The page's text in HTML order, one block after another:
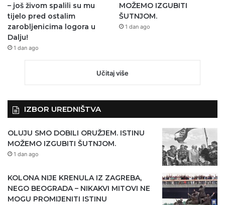
– još živom spalili su mu
tijelo pred ostalim
zarobljenicima logora u
Dalju!
1 dan ago
MOŽEMO IZGUBITI
ŠUTNJOM.
1 dan ago
Učitaj više
IZBOR UREDNIŠTVA
OLUJU SMO DOBILI ORUŽJEM. ISTINU
MOŽEMO IZGUBITI ŠUTNJOM.
1 dan ago
KOLONA NIJE KRENULA IZ ZAGREBA,
NEGO BEOGRADA – NIKAKVI MITOVI NE
MOGU PROMIJENITI ISTINU